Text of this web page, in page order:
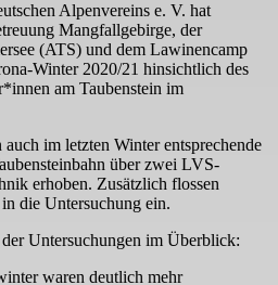
Alpenvereins e. V. hat
Mangfallgebirge, der
(ATS) und dem Lawinencamp
Winter 2020/21 hinsichtlich des
am Taubenstein im
im letzten Winter entsprechende
über zwei LVS-
erhoben. Zusätzlich flossen
die Untersuchung ein.
Untersuchungen im Überblick:
waren deutlich mehr